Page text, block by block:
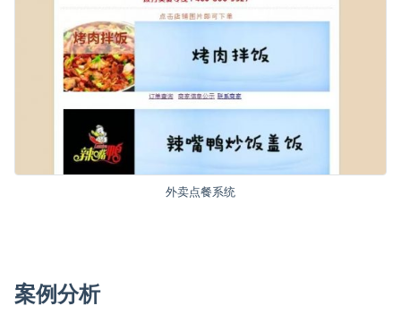
外卖点餐系统
案例分析